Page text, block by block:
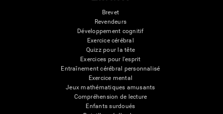
Brevet
Revendeurs
Développement cognitif
Exercice cérébral
Quizz pour la tête
Exercices pour l'esprit
Entraînement cérébral personnalisé
Exercice mental
Jeux mathématiques amusants
Compréhension de lecture
Enfants surdoués